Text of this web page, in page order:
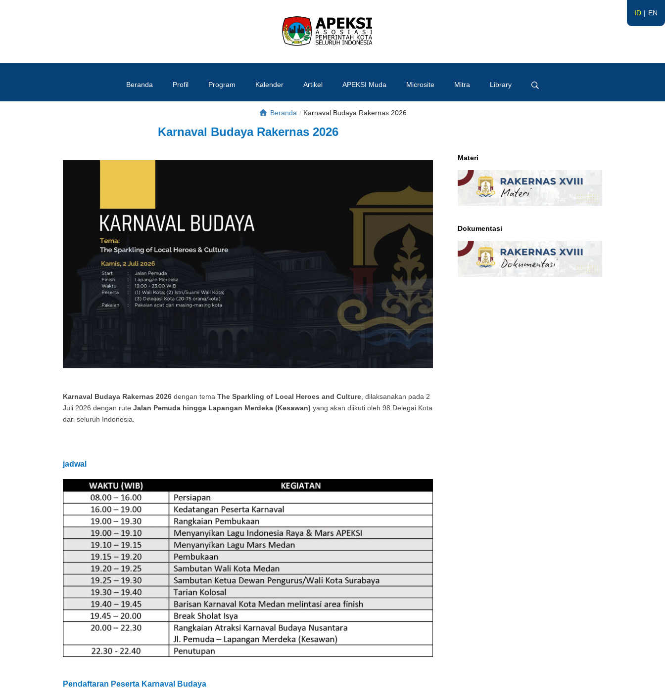
ID EN
APEKSI
#APEKSInergi
Beranda Profil Program Kalender Artikel APEKSI Muda Microsite Mitra Library
Beranda / Karnaval Budaya Rakernas 2026
Karnaval Budaya Rakernas 2026
Karnaval Budaya Rakernas 2026 dengan tema The Sparkling of Local Heroes and Culture , dilaksanakan pada 2
Juli 2026 dengan rute Jalan Pemuda hingga Lapangan Merdeka (Kesawan) yang akan diikuti oleh 98 Delegai Kota
dari seluruh Indonesia.
jadwal
Pendaftaran Peserta Karnaval Budaya
Materi
Dokumentasi